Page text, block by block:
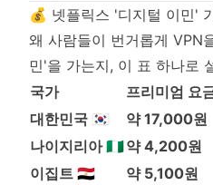
💰 넷플릭스 '디지털 이민'
왜 사람들이 번거롭게 VPN
민'을 가는지, 이 표 하나로
국가
프리미엄 요
대한민국 🇰🇷
약 17,000원
나이지리아 🇳🇬약 4,200원
이집트 🇪🇬
약 5,100원